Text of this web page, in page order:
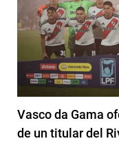
Vasco da Gama
de un titular del